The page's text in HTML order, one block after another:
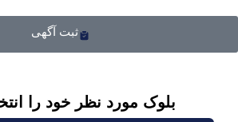
ثبت آگهی
بلوک مورد نظر خود را